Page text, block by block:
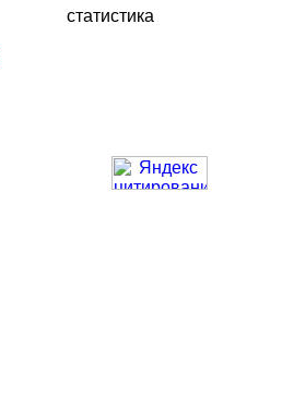
статистика